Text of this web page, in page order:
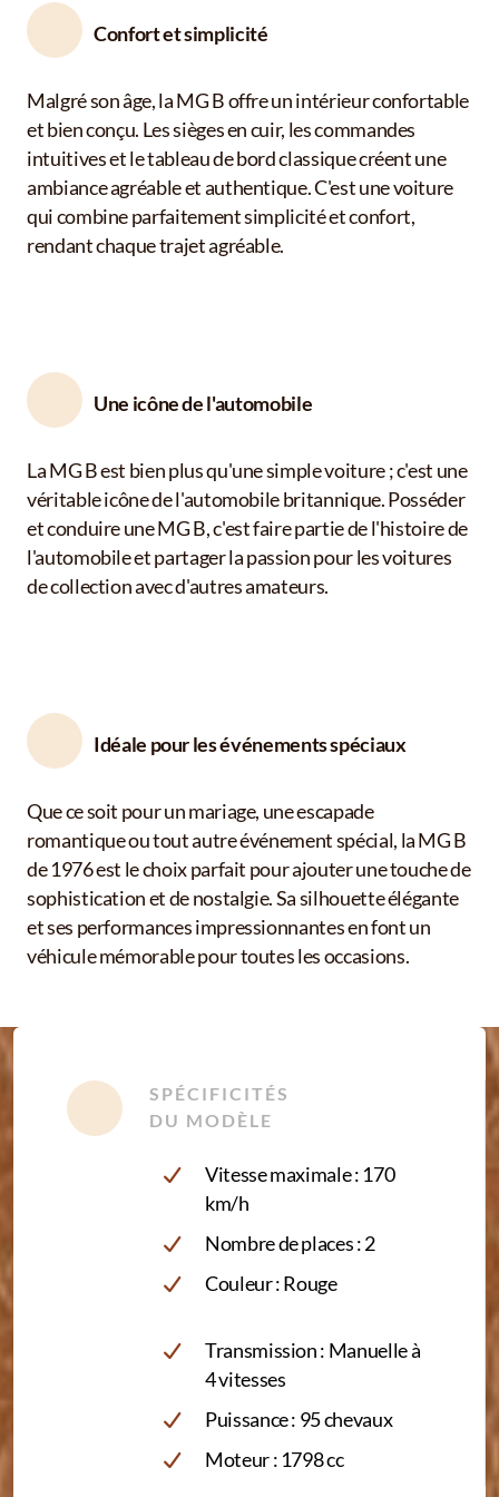
Confort et simplicité
Malgré son âge, la MG B offre un intérieur confortable
et bien conçu. Les sièges en cuir, les commandes
intuitives et le tableau de bord classique créent une
ambiance agréable et authentique. C'est une voiture
qui combine parfaitement simplicité et confort,
rendant chaque trajet agréable.
Une icône de l'automobile
La MG B est bien plus qu'une simple voiture ; c'est une
véritable icône de l'automobile britannique. Posséder
et conduire une MG B, c'est faire partie de l'histoire de
l'automobile et partager la passion pour les voitures
de collection avec d'autres amateurs.
Idéale pour les événements spéciaux
Que ce soit pour un mariage, une escapade
romantique ou tout autre événement spécial, la MG B
de 1976 est le choix parfait pour ajouter une touche de
sophistication et de nostalgie. Sa silhouette élégante
et ses performances impressionnantes en font un
véhicule mémorable pour toutes les occasions.
SPÉCIFICITÉS
DU MODÈLE
Vitesse maximale : 170
km/h
Nombre de places : 2
Couleur : Rouge
Transmission : Manuelle à
4 vitesses
Puissance : 95 chevaux
Moteur : 1798 cc
Location Entreprise